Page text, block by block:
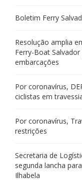
Boletim Ferry
Resolução amplia
Ferry-Boat
embarcações
Por coronavírus,
ciclistas em
Por coronavírus,
restrições
Secretaria de
segunda lancha
Ilhabela